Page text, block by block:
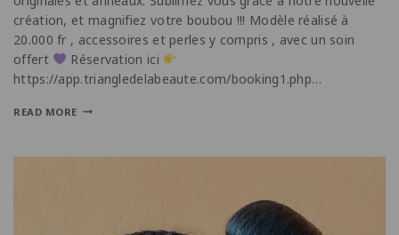
création, et magnifiez votre boubou !!! Modèle réalisé à
20.000 fr , accessoires et perles y compris , avec un soin
offert
Réservation ici
https://app.triangledelabeaute.com/booking1.php…
READ MORE